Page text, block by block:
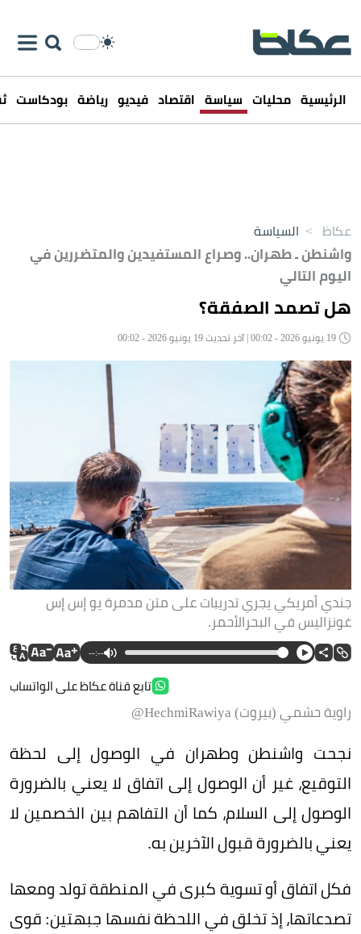
الرئيسية محليات سياسة اقتصاد فيديو رياضة بودكاست
عكاظ > السياسة
واشنطن ـ طهران.. وصراع المستفيدين والمتضررين في
اليوم التالي
هل تصمد الصفقة؟
جندي أمريكي يجري تدريبات على متن مدمرة يو إس إس
غونزاليس في البحرالأحمر.
--:--
تابع قناة عكاظ على الواتساب
راوية حشمي (بيروت) HechmiRawiya@
نجحت واشنطن وطهران في الوصول إلى لحظة
التوقيع، غير أن الوصول إلى اتفاق لا يعني بالضرورة
الوصول إلى السلام، كما أن التفاهم بين الخصمين لا
يعني بالضرورة قبول الآخرين به.
فكل اتفاق أو تسوية كبرى في المنطقة تولد ومعها
تصدعاتها، إذ تخلق في اللحظة نفسها جبهتين: قوى